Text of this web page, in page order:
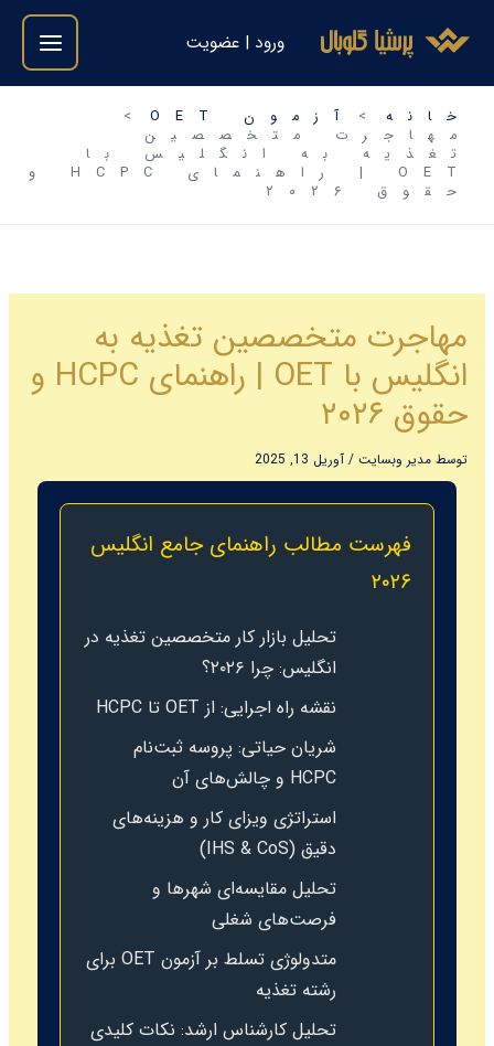
ورود | عضویت
خانه
آزمون OET
مهاجرت متخصصین
تغذیه به انگلیس با
OET | راهنمای HCPC و
حقوق ۲۰۲۶
مهاجرت متخصصین تغذیه به
انگلیس با OET | راهنمای HCPC و
حقوق ۲۰۲۶
توسط مدیر وبسایت / آوریل 13, 2025
فهرست مطالب راهنمای جامع انگلیس
۲۰۲۶
تحلیل بازار کار متخصصین تغذیه در
انگلیس: چرا ۲۰۲۶؟
نقشه راه اجرایی: از OET تا HCPC
شریان حیاتی: پروسه ثبت‌نام
HCPC و چالش‌های آن
استراتژی ویزای کار و هزینه‌های
دقیق (IHS & CoS)
تحلیل مقایسه‌ای شهرها و
فرصت‌های شغلی
متدولوژی تسلط بر آزمون OET برای
رشته تغذیه
تحلیل کارشناس ارشد: نکات کلیدی